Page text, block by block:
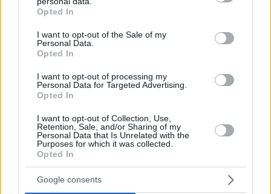
grant or deny consent to Google and its third-party tags to
use your data for below specified purposes in below Google
consent section.
Opted In
I want to opt-out of the Sale of my
Personal Data.
Opted In
I want to opt-out of processing my
Personal Data for Targeted Advertising.
Opted In
I want to opt-out of Collection, Use,
Retention, Sale, and/or Sharing of my
Personal Data that Is Unrelated with the
Purposes for which it was collected.
Opted In
Google consents